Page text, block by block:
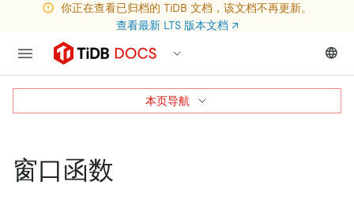
你正在查看已归档的 TiDB 文档，该文档不再更新。
查看最新 LTS 版本文档 ↗
窗口函数
本页导航